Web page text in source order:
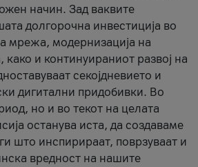
начин. Зад ваквите
долгорочна инвестиција во
мрежа, модернизација на
како и континуираниот развој на
секојдневието и
дигитални придобивки. Во
но и во текот на целата
останува иста, да создаваме
што инспирираат, поврзуваат и
вредност на нашите